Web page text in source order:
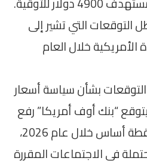
التي تشير إلى
خلال العام
التوقعات بشأن سياسة أسعار
“بنك أوف أمريكا” رفع
أسعار الفائدة بنحو 75 نقطة أساس خلال عام 2026،
في الاجتماعات المقررة